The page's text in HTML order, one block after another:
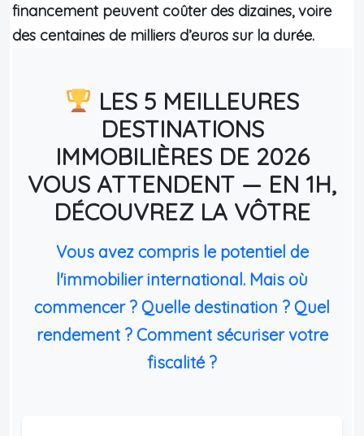
financement peuvent coûter des dizaines, voire
des centaines de milliers d’euros sur la durée.
LES 5 MEILLEURES
DESTINATIONS
IMMOBILIÈRES DE 2026
VOUS ATTENDENT — EN 1H,
DÉCOUVREZ LA VÔTRE
Vous avez compris le potentiel de
l'immobilier international. Mais où
commencer ? Quelle destination ? Quel
rendement ? Comment sécuriser votre
fiscalité ?